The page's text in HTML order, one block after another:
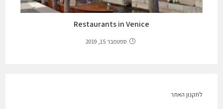
Restaurants in Venice
ספטמבר 15, 2019
לתקנון האתר